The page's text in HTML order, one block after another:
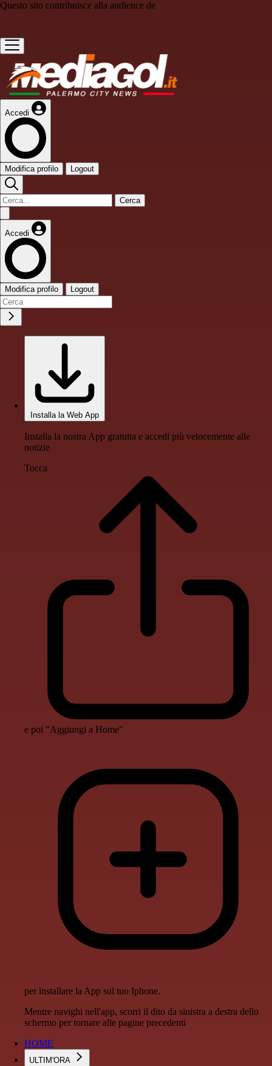
Questo sito contribuisce alla audience de
Accedi
Modifica profilo Logout
Cerca
Accedi
Modifica profilo Logout
Installa la Web App
Installa la nostra App gratuita e accedi più velocemente alle
notizie
Tocca
e poi "Aggiungi a Home"
per installare la App sul tuo Iphone.
Mentre navighi nell'app, scorri il dito da sinistra a destra dello
schermo per tornare alle pagine precedenti
HOME
ULTIM'ORA